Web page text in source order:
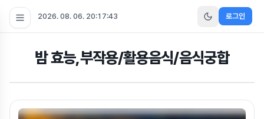
2026. 08. 06. 20:17:44 로그인
밤 효능,부작용/활용음식/음식궁합